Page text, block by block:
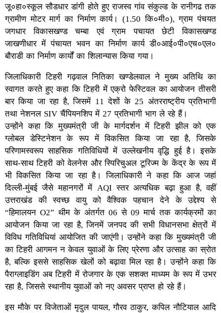
जू०हा०स्कूल सौडधार डांगी होते हुए राजस्व गांव संकुल्ड के रानीगढ तक
ग्रामीण मोटर मार्ग का निर्माण कार्य। (1.50 कि०मी०), ग्राम पंचयत
जगधार विकासखण्ड चम्बा एवं ग्राम पचायत छेटी विकासखण्ड
जाखणीधार में पंचायत भवन का निर्माण कार्य डी०आई०पी०एच०एल०
बौराडी का निर्माण कार्यों का शिलान्यास किया गया।
जिलाधिकारी टिहरी गढ़वाल नितिका खण्डेलवाल ने मुख्य अतिथि का
स्वागत करते हुए कहा कि टिहरी में एक्रो फेस्टिवल का आयोजन तीसरी
बार किया जा रहा है, जिसमें 11 देशों के 25 अंतरराष्ट्रीय प्रतिभागी
तथा नेशनल SIV चैंपियनशिप में 27 प्रतिभागी भाग ले रहे हैं।
उन्होंने कहा कि मुख्यमंत्री जी के मार्गदर्शन में टिहरी झील को एक
ग्लोबल डेस्टिनेशन के रूप में विकसित किया जा रहा है, जिसके
परिणामस्वरूप साहसिक गतिविधियों में उल्लेखनीय वृद्धि हुई है। इसके
साथ-साथ टिहरी को वेलनेस और स्पिरिचुअल टूरिज्म के केंद्र के रूप में
भी विकसित किया जा रहा है। जिलाधिकारी ने कहा कि आज जहां
दिल्ली-मुंबई जैसे महानगरों में AQI स्तर अत्यधिक बढ़ा हुआ है, वहीं
उत्तराखंड की स्वच्छ वायु को वैश्विक पहचान देने के उद्देश्य से
“हिमालयन O2” थीम के अंतर्गत 06 से 09 मार्च तक कार्यक्रमों का
आयोजन किया जा रहा है, जिनमें जनपद की सभी विधानसभा क्षेत्रों में
विविध गतिविधियां आयोजित की जाएंगी। उन्होंने कहा कि मुख्यमंत्री जी
का टिहरी आगमन न केवल युवाओं के लिए प्रेरणा और उत्साह का स्रोत
है, बल्कि इससे साहसिक खेलों को बढ़ावा मिल रहा है। उन्होंने कहा कि
पैराग्लाइडिंग अब टिहरी में रोजगार के एक सशक्त माध्यम के रूप में उभर
रहा है, जिससे स्थानीय युवाओं को नए अवसर प्राप्त हो रहे हैं।
इस मौके पर विजेताओं मृदुल पायल, गौरव ठाकुर, कपिल नौटियाल आदि